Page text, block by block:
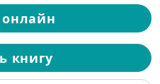
книгу